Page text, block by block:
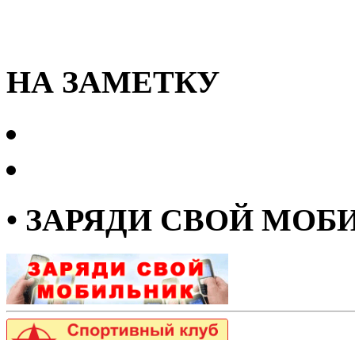
НА ЗАМЕТКУ
• ЗАРЯДИ СВОЙ